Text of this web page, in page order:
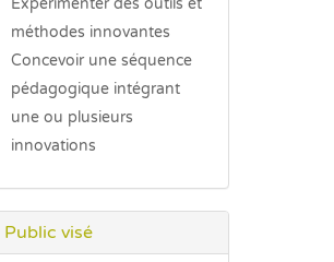
Expérimenter des outils et
méthodes innovantes
Concevoir une séquence
pédagogique intégrant
une ou plusieurs
innovations
Public visé